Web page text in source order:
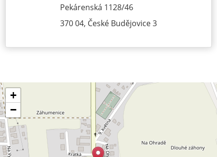
Pekárenská 1128/46
370 04, České Budějovice 3
+
−